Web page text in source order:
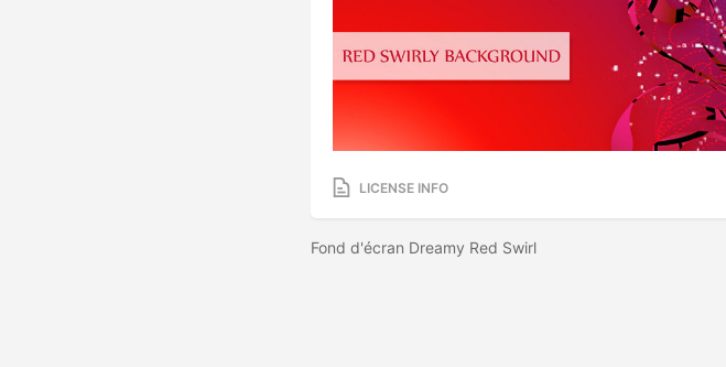
LICENSE INFO
Fond d'écran Dreamy Red Swirl